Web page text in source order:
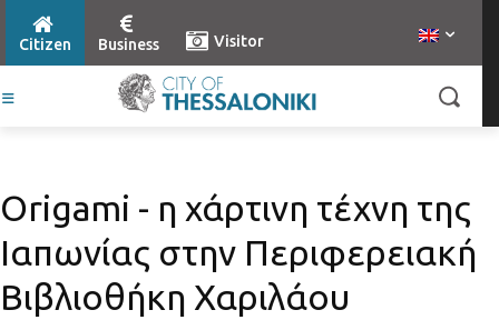
Citizen Business Visitor
Origami - η χάρτινη τέχνη της
Ιαπωνίας στην Περιφερειακή
Βιβλιοθήκη Χαριλάου